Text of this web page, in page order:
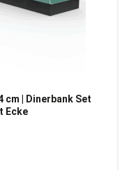
cm | Dinerbank Set
Ecke